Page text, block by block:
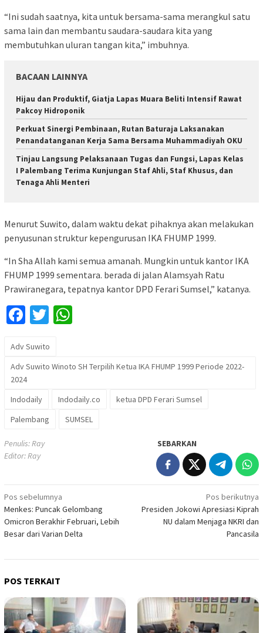
“Ini sudah saatnya, kita untuk bersama-sama merangkul satu
sama lain dan membantu saudara-saudara kita yang
membutuhkan uluran tangan kita,” imbuhnya.
BACAAN LAINNYA
Hijau dan Produktif, Giatja Lapas Muara Beliti Intensif Rawat
Pakcoy Hidroponik
Perkuat Sinergi Pembinaan, Rutan Baturaja Laksanakan
Penandatanganan Kerja Sama Bersama Muhammadiyah OKU
Tinjau Langsung Pelaksanaan Tugas dan Fungsi, Lapas Kelas
I Palembang Terima Kunjungan Staf Ahli, Staf Khusus, dan
Tenaga Ahli Menteri
Menurut Suwito, dalam waktu dekat pihaknya akan melakukan
penyusunan struktur kepengurusan IKA FHUMP 1999.
“In Sha Allah kami semua amanah. Mungkin untuk kantor IKA
FHUMP 1999 sementara. berada di jalan Alamsyah Ratu
Prawiranegara, tepatnya kantor DPD Ferari Sumsel,” katanya.
Facebook
Twitter
Adv Suwito
Adv Suwito Winoto SH Terpilih Ketua IKA FHUMP 1999 Periode 2022-
2024
Indodaily
Indodaily.co
ketua DPD Ferari Sumsel
Palembang
SUMSEL
Penulis: Ray
Editor: Ray
SEBARKAN
Navigasi
pos
Pos sebelumnya
Menkes: Puncak Gelombang
Omicron Berakhir Februari, Lebih
Besar dari Varian Delta
Pos berikutnya
Presiden Jokowi Apresiasi Kiprah
NU dalam Menjaga NKRI dan
Pancasila
POS TERKAIT